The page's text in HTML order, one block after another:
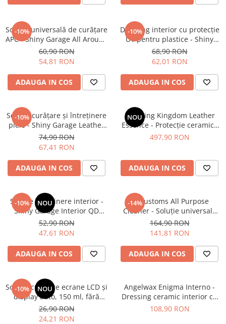
Prosoape Uscare
Lavete Microfibră
Aplicatoare Microfibră
Accesorii Detailing Auto
Pulverizatoare
Mănuşi Nitril / Diverse
Kit-uri Detailing
Seria PRO (5L & 25L)
Exterior
Interior
Jante şi Anvelope
Compartiment Motor
Paint Protection Film (PPF)
Oferte Speciale
Detailing Outlet
Distinct Lifestyle
Acreditări & Training
-10%
Soluție universală de curățare
APC - Shiny Garage All Around
APC (1L)
60,90 RON
54,81 RON
ADAUGA IN COS
-10%
Dressing interior cu protecție
UV pentru plastice - Shiny
Garage Interior Plastic Matt
(500ml)
68,90 RON
62,01 RON
ADAUGA IN COS
-10%
Soluție curățare şi întreținere
piele - Shiny Garage Leather
QD (500ml)
74,90 RON
67,41 RON
ADAUGA IN COS
NOU
Detailing Kingdom Leather
Essence - Protecție ceramică
profesională pentru piele
497,90 RON
ADAUGA IN COS
-10% NOU
Soluție întreținere interior -
Shiny Garage Interior QD
(Cola Scent) (500ml)
52,90 RON
47,61 RON
ADAUGA IN COS
-14%
RRCustoms All Purpose
Cleaner - Soluție universală
de curățare APC, fără parfum
(5L)
164,90 RON
141,81 RON
ADAUGA IN COS
-10% NOU
Soluție curățare ecrane LCD și
display auto, 150 ml, fără
alcool - Shiny Garage LCD
Cleaner (150ml)
26,90 RON
24,21 RON
Angelwax Enigma Interno -
Dressing ceramic interior cu
finisaj mat (OEM) (500ml)
108,90 RON